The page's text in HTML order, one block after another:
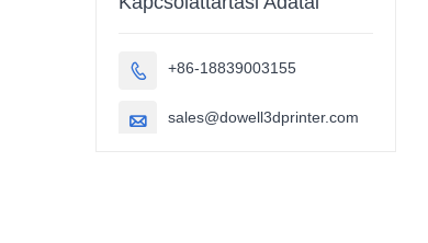
 +86-18839003155
 sales@dowell3dprinter.com